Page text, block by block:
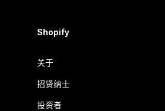
Shopify
关于
招贤纳士
投资者